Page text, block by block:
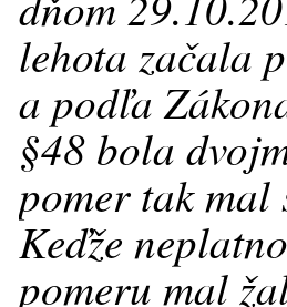
lehota začala
a podľa
§48 bola
pomer tak
Keďže
pomeru mal